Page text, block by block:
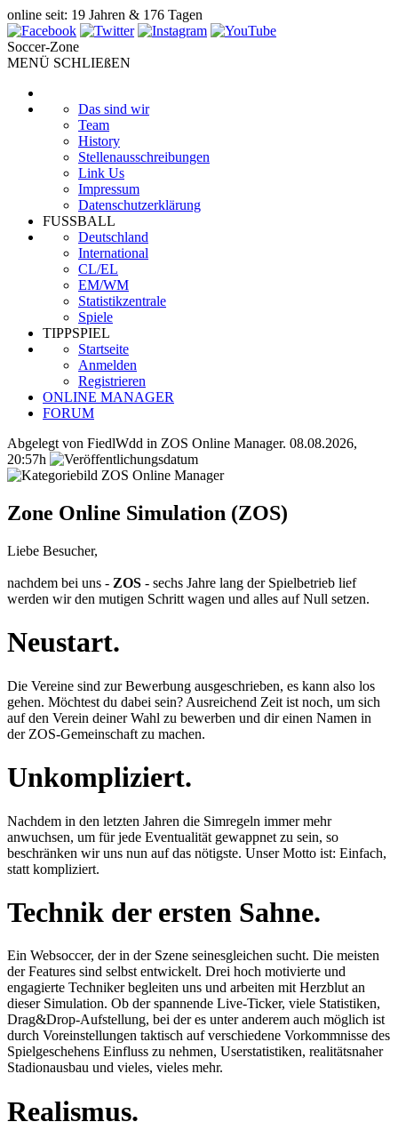
online seit: 19 Jahren & 176 Tagen
Soccer-Zone
MENÜ SCHLIEßEN
Das sind wir
Team
History
Stellenausschreibungen
Link Us
Impressum
Datenschutzerklärung
FUSSBALL
Deutschland
International
CL/EL
EM/WM
Statistikzentrale
Spiele
TIPPSPIEL
Startseite
Anmelden
Registrieren
ONLINE MANAGER
FORUM
Abgelegt von FiedlWdd in ZOS Online Manager. 08.08.2026,
20:57h
Zone Online Simulation (ZOS)
Liebe Besucher,
nachdem bei uns - ZOS - sechs Jahre lang der Spielbetrieb lief
werden wir den mutigen Schritt wagen und alles auf Null setzen.
Neustart.
Die Vereine sind zur Bewerbung ausgeschrieben, es kann also los
gehen. Möchtest du dabei sein? Ausreichend Zeit ist noch, um sich
auf den Verein deiner Wahl zu bewerben und dir einen Namen in
der ZOS-Gemeinschaft zu machen.
Unkompliziert.
Nachdem in den letzten Jahren die Simregeln immer mehr
anwuchsen, um für jede Eventualität gewappnet zu sein, so
beschränken wir uns nun auf das nötigste. Unser Motto ist: Einfach,
statt kompliziert.
Technik der ersten Sahne.
Ein Websoccer, der in der Szene seinesgleichen sucht. Die meisten
der Features sind selbst entwickelt. Drei hoch motivierte und
engagierte Techniker begleiten uns und arbeiten mit Herzblut an
dieser Simulation. Ob der spannende Live-Ticker, viele Statistiken,
Drag&Drop-Aufstellung, bei der es unter anderem auch möglich ist
durch Voreinstellungen taktisch auf verschiedene Vorkommnisse des
Spielgeschehens Einfluss zu nehmen, Userstatistiken, realitätsnaher
Stadionausbau und vieles, vieles mehr.
Realismus.